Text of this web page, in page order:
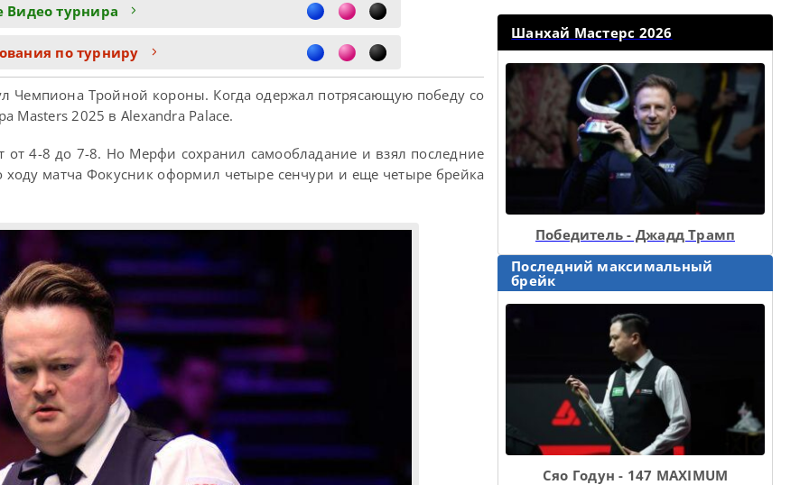
Видео турнира
по турниру
Чемпиона Тройной короны. Когда одержал потрясающую победу со
Masters 2025 в Alexandra Palace.
от 4-8 до 7-8. Но Мерфи сохранил самообладание и взял последние
матча Фокусник оформил четыре сенчури и еще четыре брейка
Шанхай Мастерс 2026
Победитель - Джадд Трамп
Последний максимальный
брейк
Сяо Годун - 147 MAXIMUM